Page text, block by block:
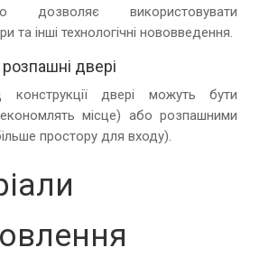
використовувати
та інші технологічні нововведення.
двері
конструкції двері можуть бути
місце) або розпашними
простору для входу).